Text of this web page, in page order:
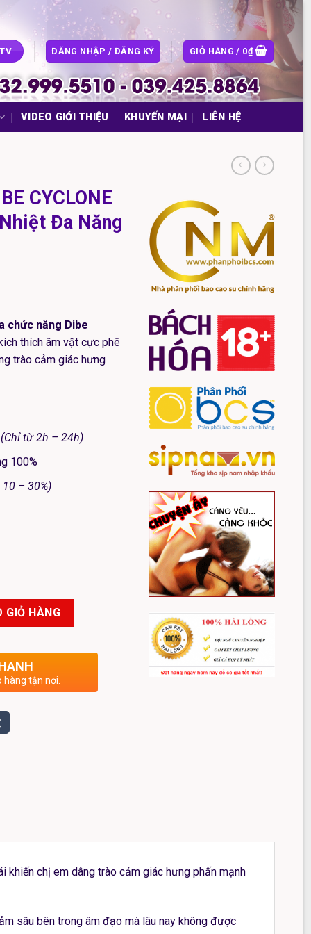
ĐĂNG NHẬP / ĐĂNG KÝ GIỎ HÀNG / 0₫
VIDEO GIỚI THIỆU KHUYẾN MẠI LIÊN HỆ
CYCLONE
Đa Năng
chức năng Dibe
thích âm vật cực phê
trào cảm giác hưng
từ 2h – 24h)
100%
10 – 30%)
Ngoáy Tỏa Nhiệt Đa Năng số lượng
GIỎ HÀNG
hàng tận nơi.
chị em dâng trào cảm giác hưng phấn mạnh
sâu bên trong âm đạo mà lâu nay không được